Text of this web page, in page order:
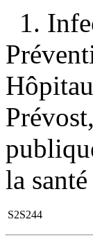
1.
la
S2S244